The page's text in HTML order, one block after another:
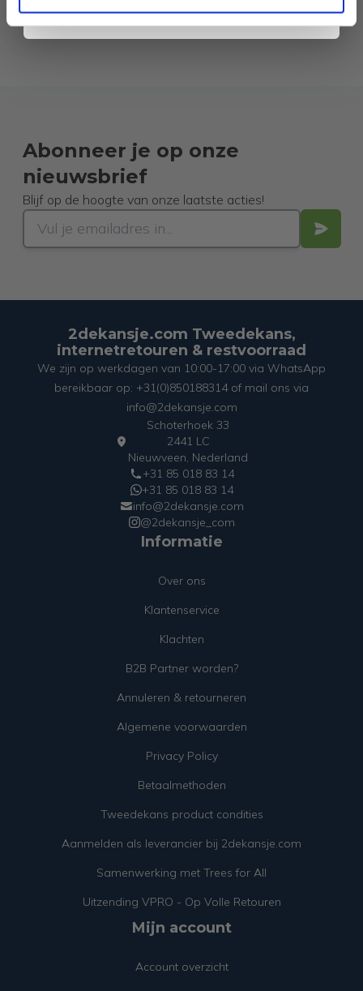
Abonneer je op onze
nieuwsbrief
Blijf op de hoogte van onze laatste acties!
2dekansje.com Tweedekans,
internetretouren & restvoorraad
We zijn op werkdagen van 10:00-17:00 via WhatsApp
bereikbaar op: +31(0)850188314 of mail ons via
info@2dekansje.com
Schoterhoek 33
2441 LC
Nieuwveen, Nederland
+31 85 018 83 14
+31 85 018 83 14
info@2dekansje.com
@2dekansje_com
Informatie
Over ons
Klantenservice
Klachten
B2B Partner worden?
Annuleren & retourneren
Algemene voorwaarden
Privacy Policy
Betaalmethoden
Tweedekans product condities
Aanmelden als leverancier bij 2dekansje.com
Samenwerking met Trees for All
Uitzending VPRO - Op Volle Retouren
Mijn account
Account overzicht